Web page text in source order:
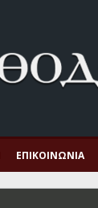
ΕΠΙΚΟΙΝΩΝΊΑ